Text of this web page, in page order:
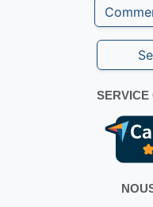
SERVICE